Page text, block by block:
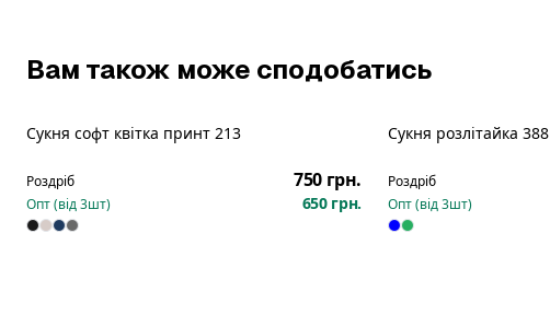
Вам також може сподобатись
Новинка
Сукня софт квітка принт 213
Роздріб 750 грн.
Опт (від3шт) 650 грн.
Новинка
Сукня розлітайка 388
Роздріб
Опт (від3шт)